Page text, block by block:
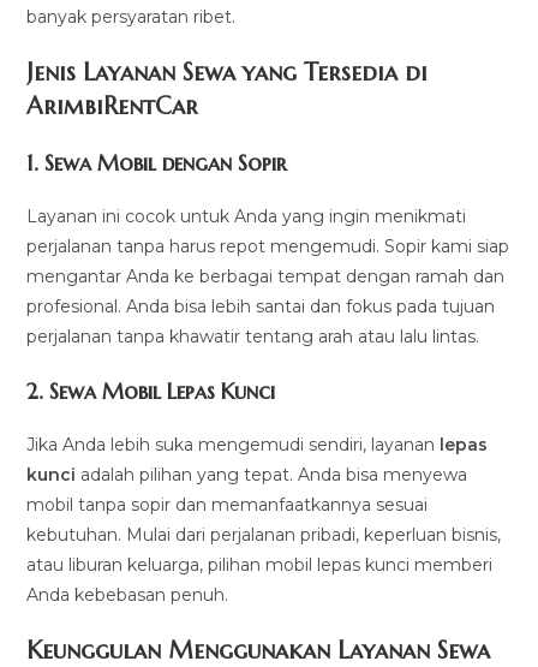
banyak persyaratan ribet.
Jenis Layanan Sewa yang Tersedia di
ArimbiRentCar
1.Sewa Mobil dengan Sopir
Layanan ini cocok untuk Anda yang ingin menikmati
perjalanan tanpa harus repot mengemudi. Sopir kami siap
mengantar Anda ke berbagai tempat dengan ramah dan
profesional. Anda bisa lebih santai dan fokus pada tujuan
perjalanan tanpa khawatir tentang arah atau lalu lintas.
2.Sewa Mobil Lepas Kunci
Jika Anda lebih suka mengemudi sendiri, layanan lepas
kunci adalah pilihan yang tepat. Anda bisa menyewa
mobil tanpa sopir dan memanfaatkannya sesuai
kebutuhan. Mulai dari perjalanan pribadi, keperluan bisnis,
atau liburan keluarga, pilihan mobil lepas kunci memberi
Anda kebebasan penuh.
Keunggulan Menggunakan Layanan Sewa